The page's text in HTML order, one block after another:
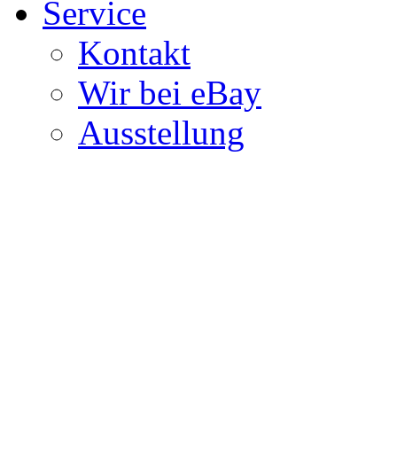
Service
Kontakt
Wir bei eBay
Ausstellung